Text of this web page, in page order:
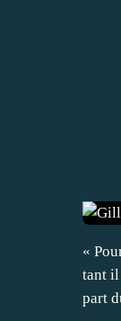
«
tant il
part